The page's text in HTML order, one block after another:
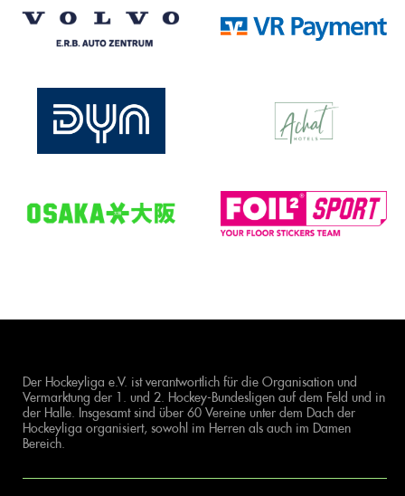
Der Hockeyliga e.V. ist verantwortlich für die Organisation und
Vermarktung der 1. und 2. Hockey-Bundesligen auf dem Feld und in
der Halle. Insgesamt sind über 60 Vereine unter dem Dach der
Hockeyliga organisiert, sowohl im Herren als auch im Damen
Bereich.